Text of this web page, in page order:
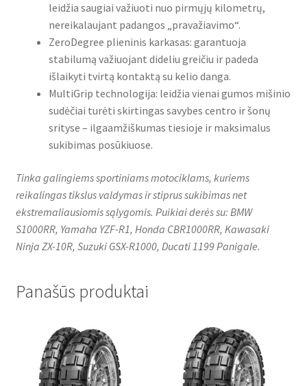
leidžia saugiai važiuoti nuo pirmųjų kilometrų,
nereikalaujant padangos „pravažiavimo“.
ZeroDegree plieninis karkasas: garantuoja
stabilumą važiuojant dideliu greičiu ir padeda
išlaikyti tvirtą kontaktą su kelio danga.
MultiGrip technologija: leidžia vienai gumos mišinio
sudėčiai turėti skirtingas savybes centro ir šonų
srityse – ilgaamžiškumas tiesioje ir maksimalus
sukibimas posūkiuose.
Tinka galingiems sportiniams motociklams, kuriems
reikalingas tikslus valdymas ir stiprus sukibimas net
ekstremaliausiomis sąlygomis. Puikiai derės su: BMW
S1000RR, Yamaha YZF-R1, Honda CBR1000RR, Kawasaki
Ninja ZX-10R, Suzuki GSX-R1000, Ducati 1199 Panigale.
Panašūs produktai